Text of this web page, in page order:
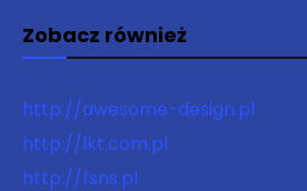
Zobacz również
http://awesome-design.pl
http://lkt.com.pl
http://fsns.pl